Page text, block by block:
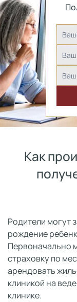
Как
Родители могут
рождение
Первоначально
страховку по
арендовать
клиникой на
клинике.